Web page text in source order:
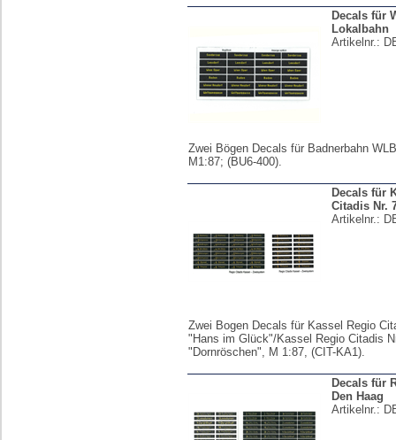
Decals für
Lokalbahn
Artikelnr.:
Zwei Bögen Decals für Badnerbahn
M1:87; (BU6-400).
Decals für
Citadis Nr.
Artikelnr.:
Zwei Bogen Decals für Kassel Regio
"Hans im Glück"/Kassel Regio Citadis
"Dornröschen", M 1:87, (CIT-KA1).
Decals für
Den Haag
Artikelnr.: